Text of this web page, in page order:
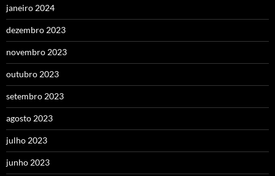
janeiro 2024
dezembro 2023
novembro 2023
outubro 2023
setembro 2023
agosto 2023
julho 2023
junho 2023